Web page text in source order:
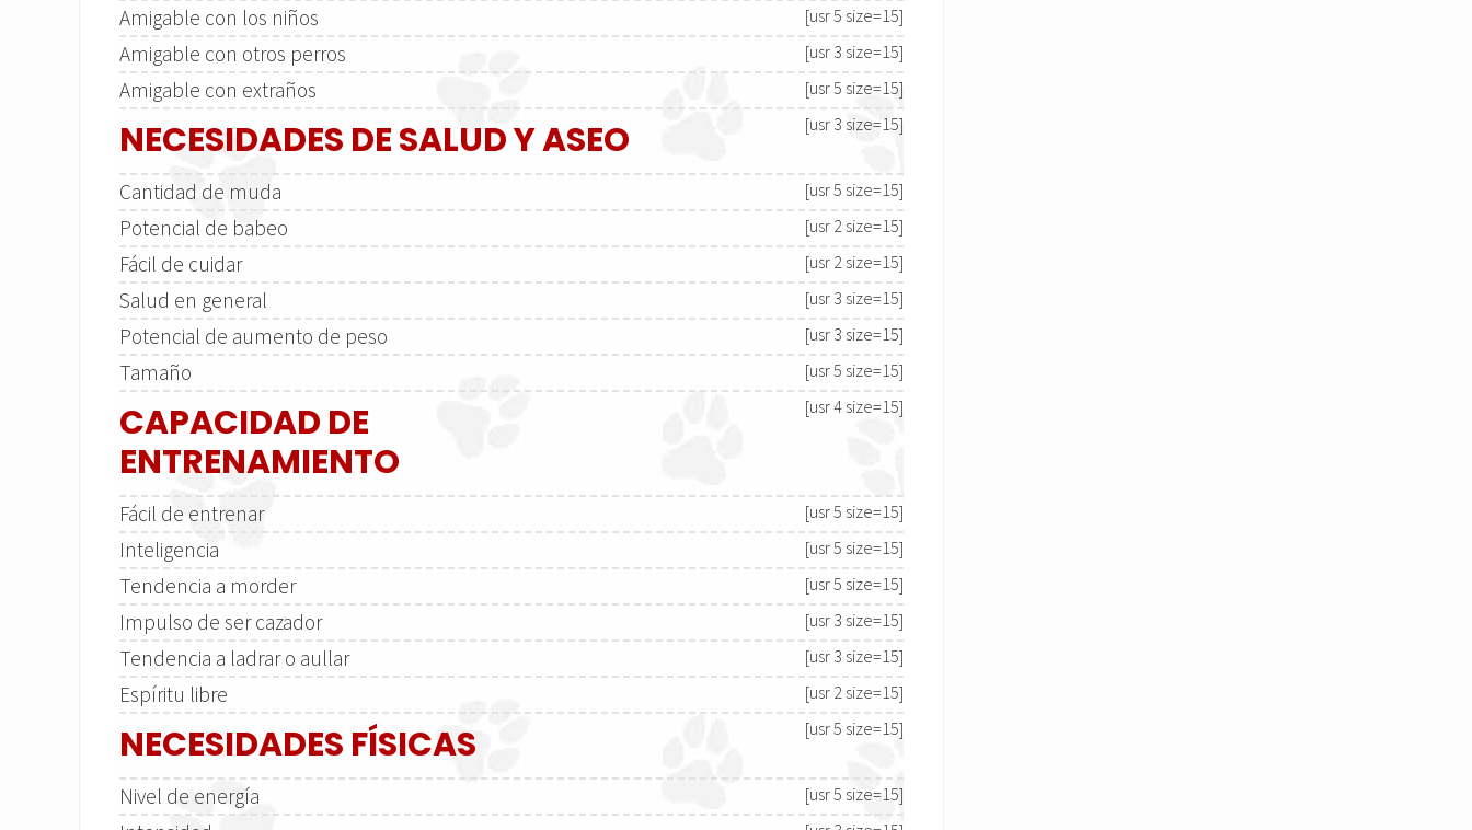
Amigable con los niños [usr 5 size=15]
Amigable con otros perros [usr 3 size=15]
Amigable con extraños [usr 5 size=15]
NECESIDADES DE SALUD Y ASEO [usr 3 size=15]
Cantidad de muda [usr 5 size=15]
Potencial de babeo [usr 2 size=15]
Fácil de cuidar [usr 2 size=15]
Salud en general [usr 3 size=15]
Potencial de aumento de peso [usr 3 size=15]
Tamaño [usr 5 size=15]
CAPACIDAD DE
ENTRENAMIENTO
[usr 4 size=15]
Fácil de entrenar [usr 5 size=15]
Inteligencia [usr 5 size=15]
Tendencia a morder [usr 5 size=15]
Impulso de ser cazador [usr 3 size=15]
Tendencia a ladrar o aullar [usr 3 size=15]
Espíritu libre [usr 2 size=15]
NECESIDADES FÍSICAS [usr 5 size=15]
Nivel de energía [usr 5 size=15]